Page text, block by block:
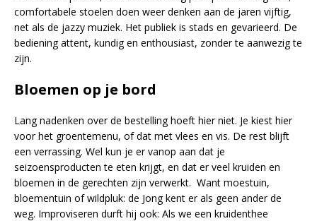
comfortabele stoelen doen weer denken aan de jaren vijftig,
net als de jazzy muziek. Het publiek is stads en gevarieerd. De
bediening attent, kundig en enthousiast, zonder te aanwezig te
zijn.
Bloemen op je bord
Lang nadenken over de bestelling hoeft hier niet. Je kiest hier
voor het groentemenu, of dat met vlees en vis. De rest blijft
een verrassing. Wel kun je er vanop aan dat je
seizoensproducten te eten krijgt, en dat er veel kruiden en
bloemen in de gerechten zijn verwerkt. Want moestuin,
bloementuin of wildpluk: de Jong kent er als geen ander de
weg. Improviseren durft hij ook: Als we een kruidenthee